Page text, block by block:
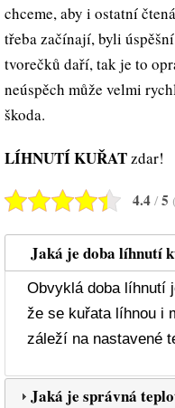
chceme, aby i ostatní
třeba začínají, byli
tvorečků daří, tak je to
neúspěch může velmi
škoda.
LÍHNUTÍ KUŘATzdar!
4.4 / 5 (
Jaká je doba líhnutí
Obvyklá doba líhnutí
že se kuřata líhnou i
záleží na nastavené
Jaká je správná